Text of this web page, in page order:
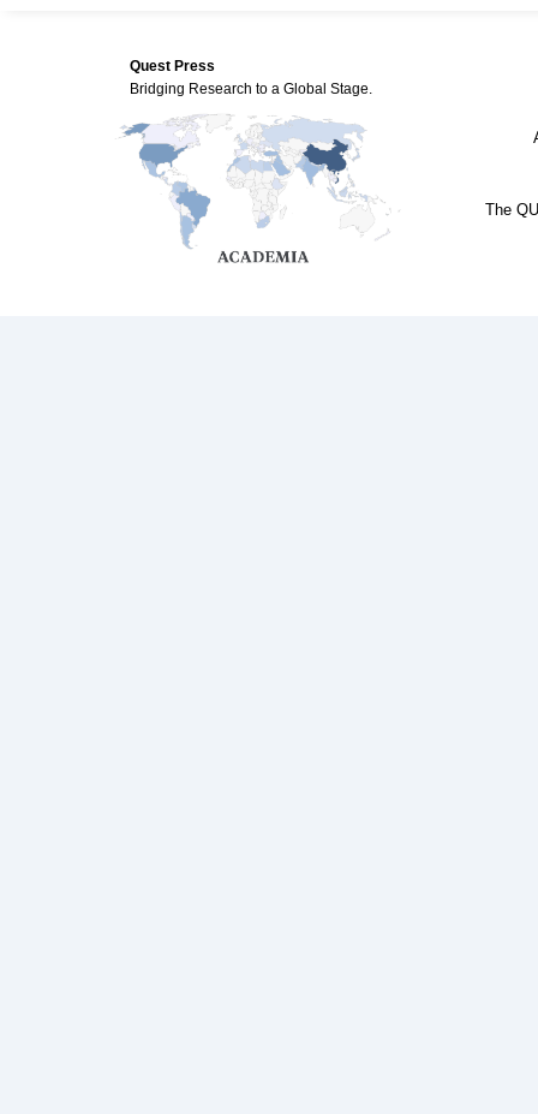
Quest Press
Bridging Research to a Global Stage.
The